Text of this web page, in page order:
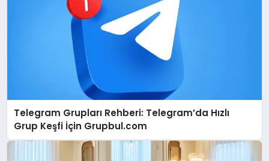
Telegram Grupları Rehberi: Telegram’da Hızlı
Grup Keşfi İçin Grupbul.com